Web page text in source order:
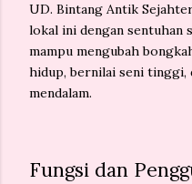
UD. Bintang Antik
lokal ini dengan sentuhan
mampu mengubah
hidup, bernilai seni tinggi,
mendalam.
Fungsi dan